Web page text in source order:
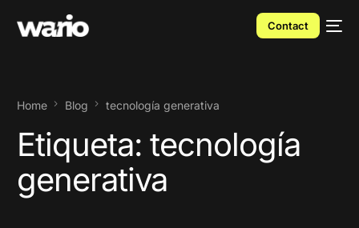
Contact
Home Blog tecnología generativa
Etiqueta:tecnología
generativa